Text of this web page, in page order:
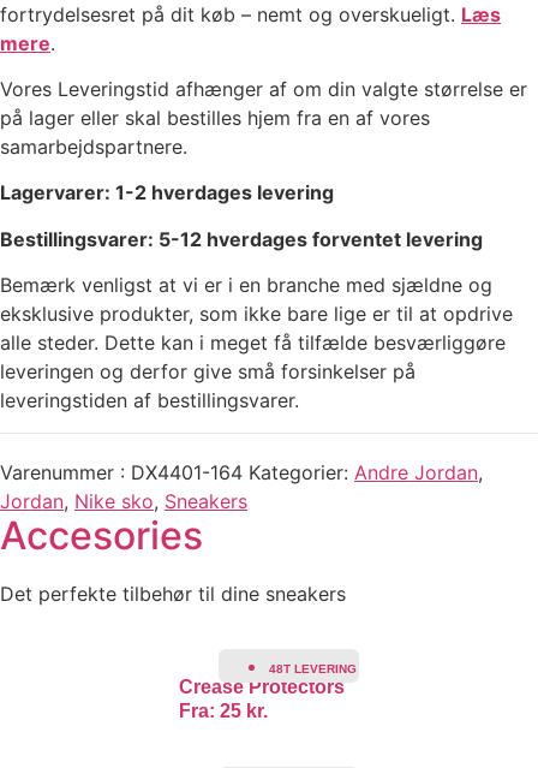
fortrydelsesret på dit køb – nemt og overskueligt. Læs
mere.
Vores Leveringstid afhænger af om din valgte størrelse er
på lager eller skal bestilles hjem fra en af vores
samarbejdspartnere.
Lagervarer: 1-2 hverdages levering
Bestillingsvarer: 5-12 hverdages forventet levering
Bemærk venligst at vi er i en branche med sjældne og
eksklusive produkter, som ikke bare lige er til at opdrive
alle steder. Dette kan i meget få tilfælde besværliggøre
leveringen og derfor give små forsinkelser på
leveringstiden af bestillingsvarer.
Varenummer DX4401-164 Kategorier Andre Jordan,
Jordan, Nike sko, Sneakers
Accesories
Det perfekte tilbehør til dine sneakers
48T LEVERING
Crease Protectors
Fra: 25 kr.